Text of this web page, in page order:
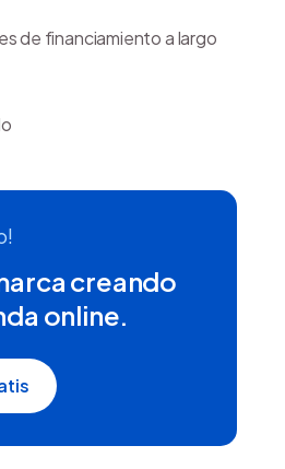
de financiamiento a largo
creando
online.